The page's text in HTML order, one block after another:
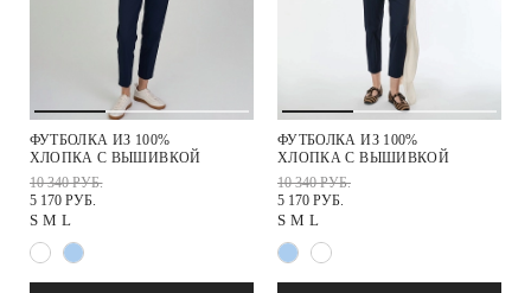
ФУТБОЛКА ИЗ 100%
ХЛОПКА С ВЫШИВКОЙ
10 340 РУБ.
5 170 РУБ.
S M L
ФУТБОЛКА ИЗ 100%
ХЛОПКА С ВЫШИВКОЙ
10 340 РУБ.
5 170 РУБ.
S M L